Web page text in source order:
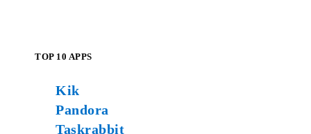
TOP 10 APPS
Kik
Pandora
Taskrabbit